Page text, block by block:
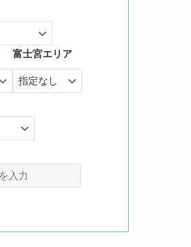
富士宮エリア